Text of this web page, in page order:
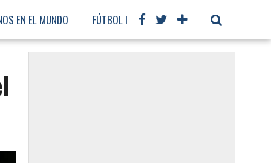
EN EL MUNDO FÚTBOL INTERNACIONAL